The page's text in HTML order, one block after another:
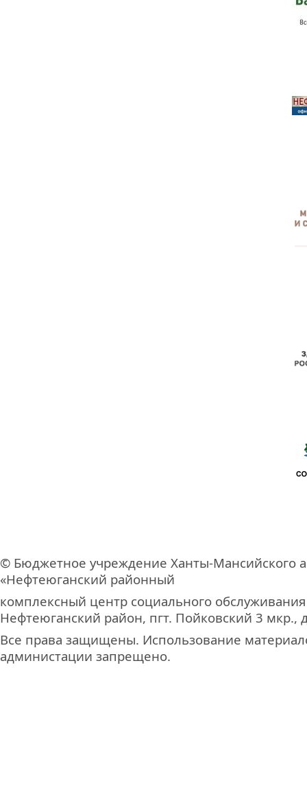
© Бюджетное учреждение Ханты-Мансийского
«Нефтеюганский районный
комплексный центр социального
Нефтеюганский район, пгт. Пойковский 3 мкр.,
Все права защищены. Использование
администации запрещено.